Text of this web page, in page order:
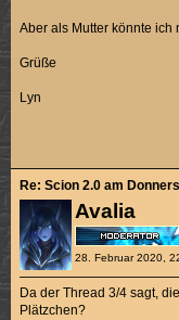
Aber als Mutter könnte
Grüße
Lyn
Avalia
28. Februar 2020,
Re: Scion 2.0 am
Da der Thread 3/4 sagt,
Plätzchen?